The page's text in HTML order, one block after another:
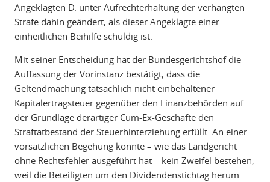
Angeklagten D. unter Aufrechterhaltung der verhängten
Strafe dahin geändert, als dieser Angeklagte einer
einheitlichen Beihilfe schuldig ist.
Mit seiner Entscheidung hat der Bundesgerichtshof die
Auffassung der Vorinstanz bestätigt, dass die
Geltendmachung tatsächlich nicht einbehaltener
Kapitalertragsteuer gegenüber den Finanzbehörden auf
der Grundlage derartiger Cum-Ex-Geschäfte den
Straftatbestand der Steuerhinterziehung erfüllt. An einer
vorsätzlichen Begehung konnte – wie das Landgericht
ohne Rechtsfehler ausgeführt hat – kein Zweifel bestehen,
weil die Beteiligten um den Dividendenstichtag herum